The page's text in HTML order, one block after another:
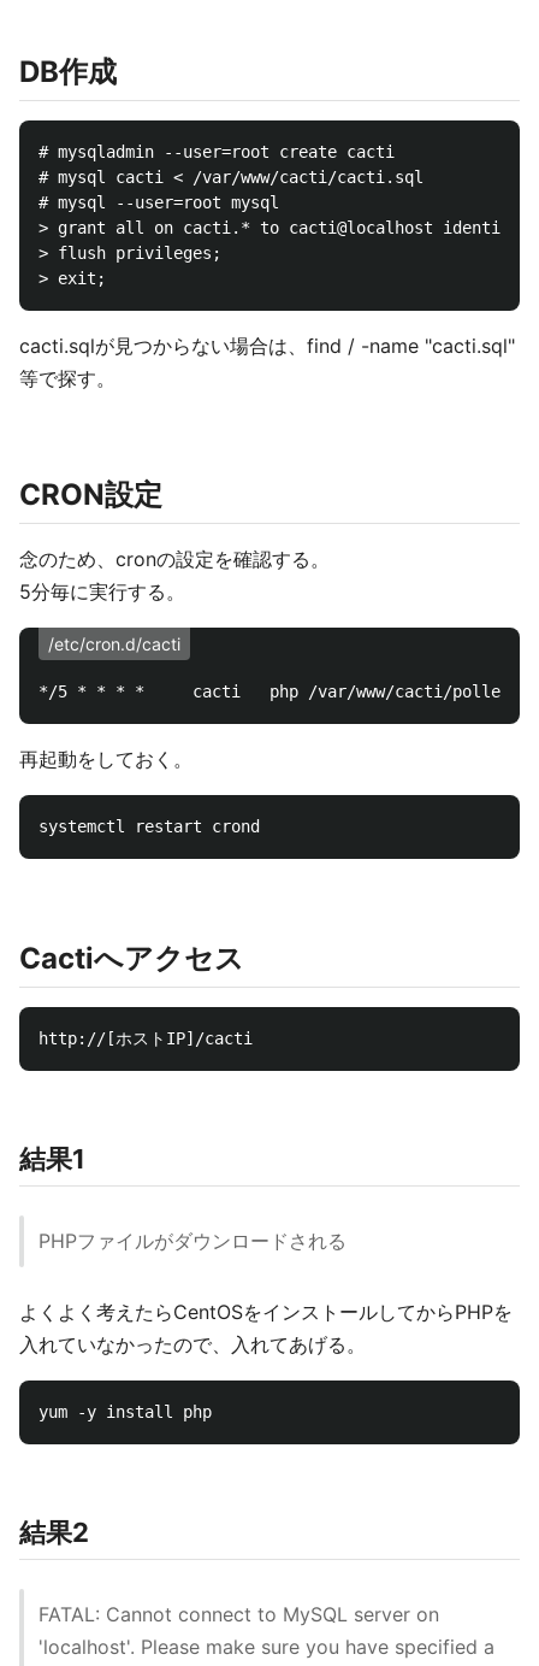
DB作成
# mysqladmin --user=root create cacti
# mysql cacti < /var/www/cacti/cacti.sql
# mysql --user=root mysql
> grant all on cacti.* to cacti@localhost identified
> flush privileges;
cacti.sqlが見つからない場合は、find / -name "cacti.sql"
等で探す。
CRON設定
念のため、cronの設定を確認する。
5分毎に実行する。
/etc/cron.d/cacti
再起動をしておく。
Cactiへアクセス
結果1
PHPファイルがダウンロードされる
よくよく考えたらCentOSをインストールしてからPHPを
入れていなかったので、入れてあげる。
結果2
FATAL: Cannot connect to MySQL server on
'localhost'. Please make sure you have specified a